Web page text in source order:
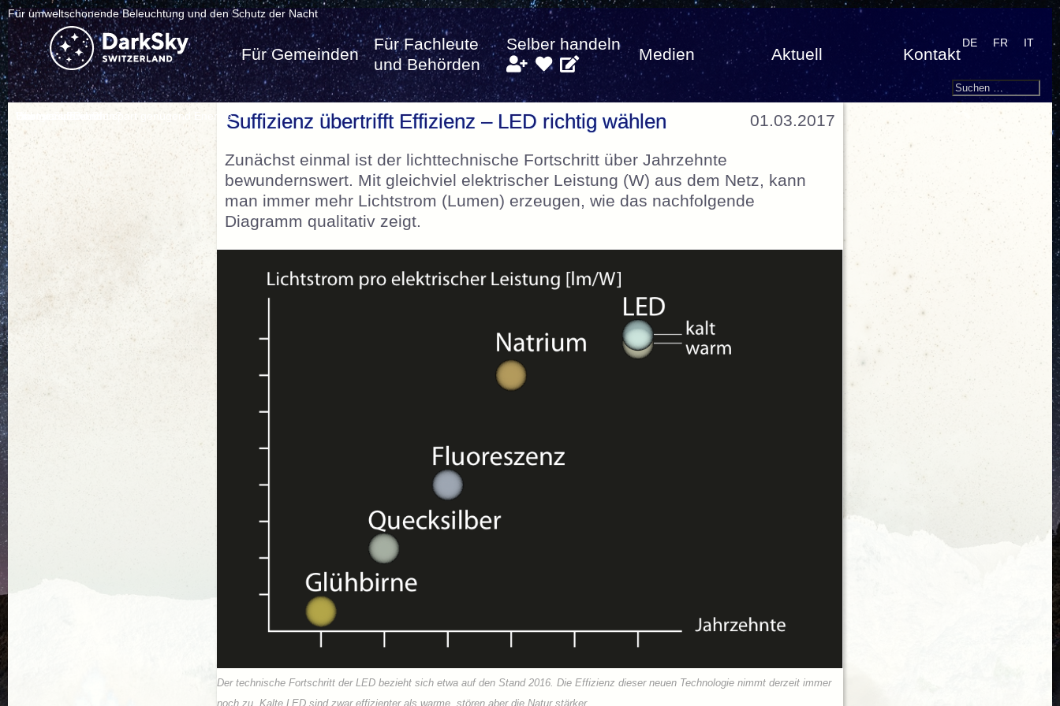
Für umweltschonende Beleuchtung und den Schutz der Nacht
Für Gemeinden
Für Fachleute
und Behörden
Selber handeln
Medien Aktuell Kontakt
DE FR IT
Search
Suchen
01.03.2017
Suffizienz übertrifft Effizienz – LED richtig wählen
Zunächst einmal ist der lichttechnische Fortschritt über Jahrzehnte
bewundernswert. Mit gleichviel elektrischer Leistung (W) aus dem Netz, kann
man immer mehr Lichtstrom (Lumen) erzeugen, wie das nachfolgende
Diagramm qualitativ zeigt.
Der technische Fortschritt der LED bezieht sich etwa auf den Stand 2016. Die Effizienz dieser neuen Technologie nimmt derzeit immer
noch zu. Kalte LED sind zwar effizienter als warme, stören aber die Natur stärker.
Energie sparen?
Licht verschwenden?
Warmes LED-Licht spart genügend Energie
Das ist Suffizienz